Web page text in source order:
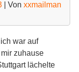
| Von xxmailman
war auf
zuhause
lächelte